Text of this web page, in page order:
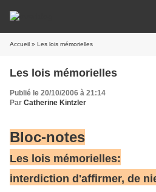
Accueil » Les lois mémorielles
Les lois mémorielles
Publié le 20/10/2006 à 21:14
Par Catherine Kintzler
Bloc-notes
Les lois mémorielles:
interdiction d'affirmer, de